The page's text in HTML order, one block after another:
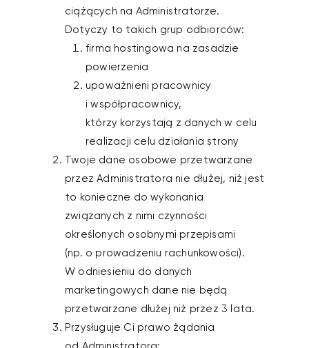
ciążących na Administratorze.
Dotyczy to takich grup odbiorców:
firma hostingowa na zasadzie
powierzenia
upoważnieni pracownicy
i współpracownicy,
którzy korzystają z danych w celu
realizacji celu działania strony
Twoje dane osobowe przetwarzane
przez Administratora nie dłużej, niż jest
to konieczne do wykonania
związanych z nimi czynności
określonych osobnymi przepisami
(np. o prowadzeniu rachunkowości).
W odniesieniu do danych
marketingowych dane nie będą
przetwarzane dłużej niż przez 3 lata.
Przysługuje Ci prawo żądania